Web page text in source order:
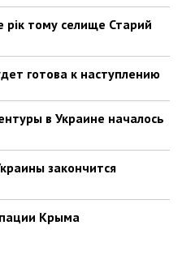
рік тому селище Старий
готова к наступлению
в Украине началось
закончится
Крыма